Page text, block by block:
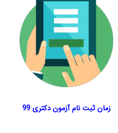
زمان ثبت نام آزمون دکتری 99